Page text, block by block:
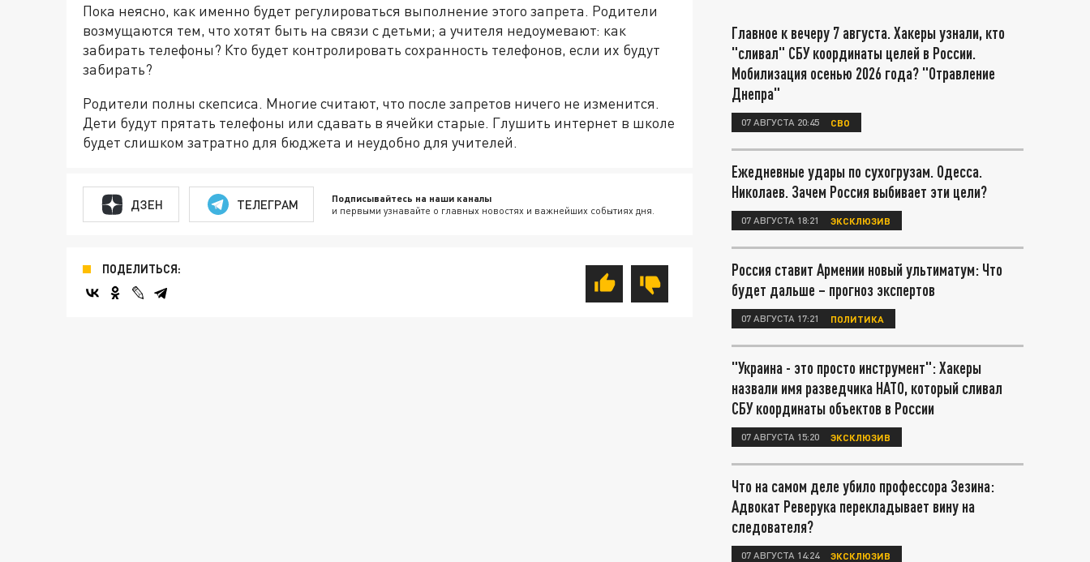
Пока неясно, как именно будет регулироваться выполнение этого запрета. Родители
возмущаются тем, что хотят быть на связи с детьми; а учителя недоумевают: как
забирать телефоны? Кто будет контролировать сохранность телефонов, если их будут
забирать?
Родители полны скепсиса. Многие считают, что после запретов ничего не изменится.
Дети будут прятать телефоны или сдавать в ячейки старые. Глушить интернет в школе
будет слишком затратно для бюджета и неудобно для учителей.
ДЗЕН ТЕЛЕГРАМ Подписывайтесь на наши каналы
и первыми узнавайте о главных новостях и важнейших событиях дня.
ПОДЕЛИТЬСЯ:
Главное к вечеру 7 августа. Хакеры узнали, кто
"сливал" СБУ координаты целей в России.
Мобилизация осенью 2026 года? "Отравление
Днепра"
07 АВГУСТА 20:45 СВО
Ежедневные удары по сухогрузам. Одесса.
Николаев. Зачем Россия выбивает эти цели?
07 АВГУСТА 18:21 ЭКСКЛЮЗИВ
Россия ставит Армении новый ультиматум: Что
будет дальше – прогноз экспертов
07 АВГУСТА 17:21 ПОЛИТИКА
"Украина - это просто инструмент": Хакеры
назвали имя разведчика НАТО, который сливал
СБУ координаты объектов в России
07 АВГУСТА 15:20 ЭКСКЛЮЗИВ
Что на самом деле убило профессора Зезина:
Адвокат Реверука перекладывает вину на
следователя?
07 АВГУСТА 14:24 ЭКСКЛЮЗИВ